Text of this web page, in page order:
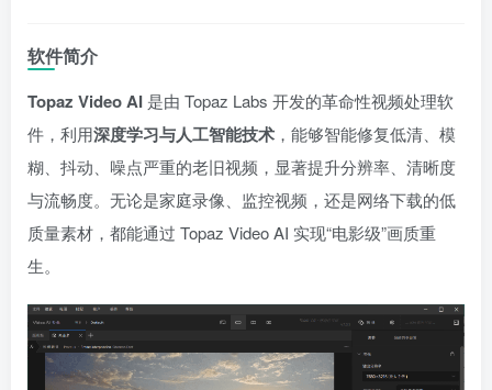
软件简介
Topaz Video AI 是由 Topaz Labs 开发的革命性视频处理软
件，利用深度学习与人工智能技术 ，能够智能修复低清、模
糊、抖动、噪点严重的老旧视频，显著提升分辨率、清晰度
与流畅度。无论是家庭录像、监控视频，还是网络下载的低
质量素材，都能通过 Topaz Video AI 实现“电影级”画质重
生。